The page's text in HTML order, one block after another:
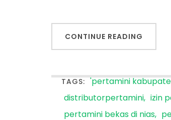
CONTINUE READING
TAGS: 'pertamini
distributorpertamini izin
pertamini bekas di nias